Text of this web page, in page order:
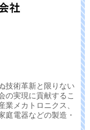
技術革新と限りない
の実現に貢献するこ
業メカトロニクス、
庭電器などの製造・